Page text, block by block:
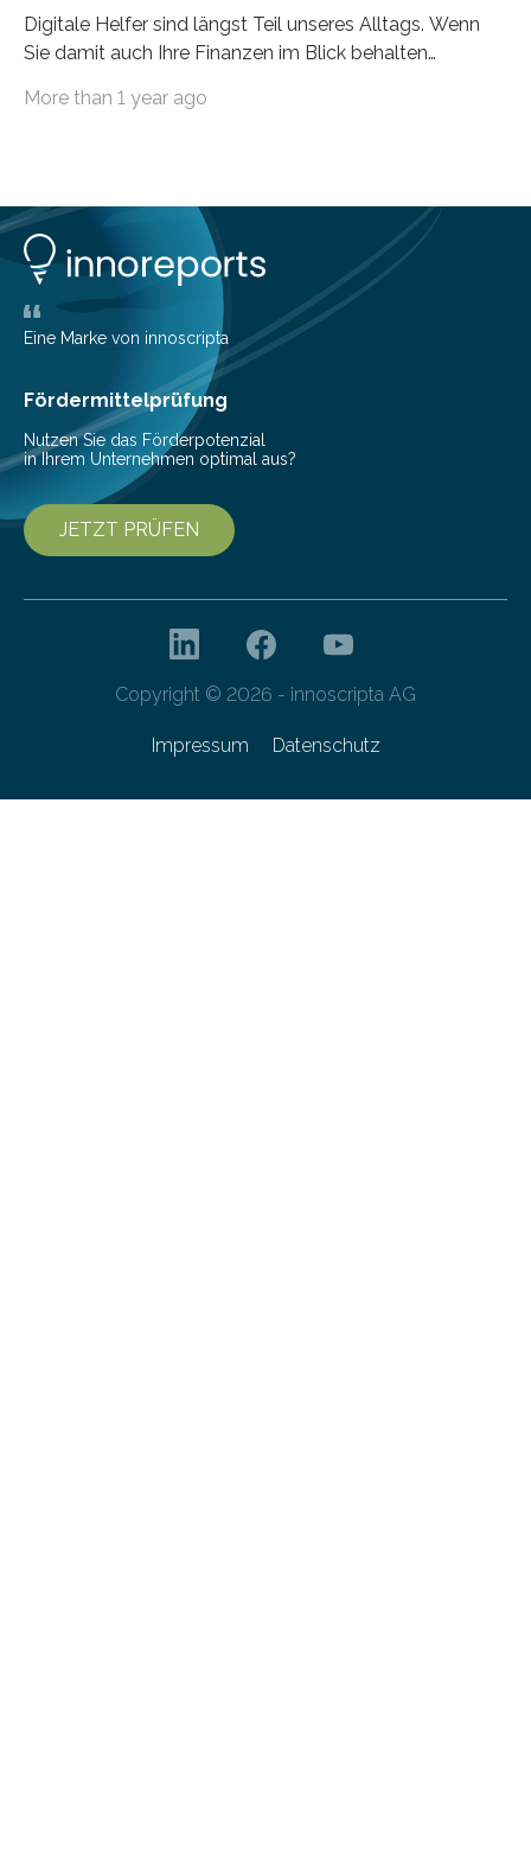
Digitale Helfer sind längst Teil unseres Alltags. Wenn
Sie damit auch Ihre Finanzen im Blick behalten
die genau das ermöglichen: Sie helfen Ihnen, Ausgaben
Lösungen interessieren. 1. Multibanking-Tools: Alle
Konten auf einen Blick Viele Banken bieten bereits in
ihrem Online-Banking eine Multibanking-Funktion an,
mit der sich Konten bei anderen Banken…
More than 1 year ago
Eine Marke von innoscripta
Fördermittelprüfung
Nutzen Sie das Förderpotenzial
in Ihrem Unternehmen optimal aus?
JETZT PRÜFEN
Copyright © 2026 - innoscripta AG
Impressum Datenschutz